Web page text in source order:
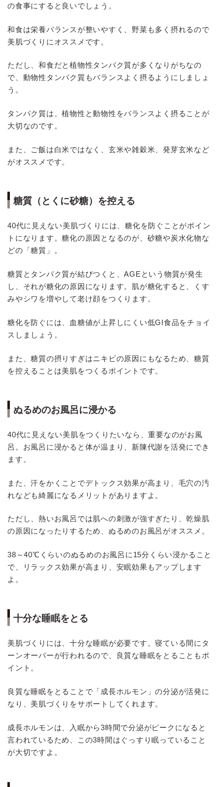
の食事にすると良いでしょう。
和食は栄養バランスが整いやすく、野菜も多く摂れるので
美肌づくりにオススメです。
ただし、和食だと植物性タンパク質が多くなりがちなの
で、動物性タンパク質もバランスよく摂るようにしましょ
う。
タンパク質は、植物性と動物性をバランスよく摂ることが
大切なのです。
また、ご飯は白米ではなく、玄米や雑穀米、発芽玄米など
がオススメです。
糖質（とくに砂糖）を控える
40代に見えない美肌づくりには、糖化を防ぐことがポイン
トになります。糖化の原因となるのが、砂糖や炭水化物な
どの「糖質」。
糖質とタンパク質が結びつくと、AGEという物質が発生
し、それが糖化の原因になります。肌が糖化すると、くす
みやシワを増やして老け顔をつくります。
糖化を防ぐには、血糖値が上昇しにくい低GI食品をチョイ
スしましょう。
また、糖質の摂りすぎはニキビの原因にもなるため、糖質
を控えることは美肌をつくるポイントです。
ぬるめのお風呂に浸かる
40代に見えない美肌をつくりたいなら、重要なのがお風
呂。お風呂に浸かると体が温まり、新陳代謝を活発にでき
ます。
また、汗をかくことでデトックス効果が高まり、毛穴の汚
れなども綺麗になるメリットがありますよ。
ただし、熱いお風呂では肌への刺激が強すぎたり、乾燥肌
の原因になったりするため、ぬるめのお風呂がオススメ。
38～40℃くらいのぬるめのお風呂に15分くらい浸かること
で、リラックス効果が高まり、安眠効果もアップします
よ。
十分な睡眠をとる
美肌づくりには、十分な睡眠が必要です。寝ている間にタ
ーンオーバーが行われるので、良質な睡眠をとることもポ
イント。
良質な睡眠をとることで「成長ホルモン」の分泌が活発に
なり、美肌づくりをサポートしてくれます。
成長ホルモンは、入眠から3時間で分泌がピークになると
言われているため、この3時間はぐっすり眠っていること
が大切ですよ。